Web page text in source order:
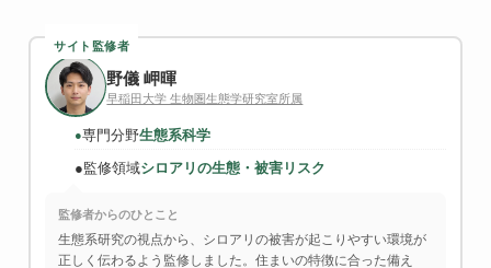
サイト監修者
野儀 岬暉
早稲田大学 生物圏生態学研究室所属
●専門分野生態系科学
●監修領域シロアリの生態・被害リスク
監修者からのひとこと
生態系研究の視点から、シロアリの被害が起こりやすい環境が
正しく伝わるよう監修しました。住まいの特徴に合った備え